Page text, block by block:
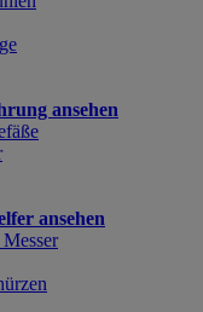
ansehen
ansehen